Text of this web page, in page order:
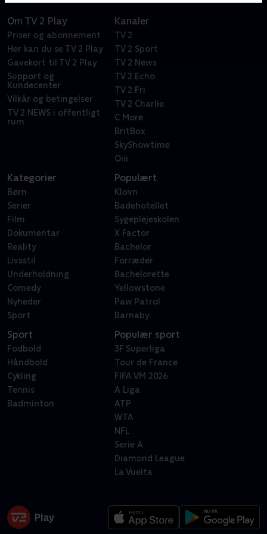
Om TV 2 Play
Priser og abonnement
Her kan du se TV 2 Play
Gavekort til TV 2 Play
Support og
Kundecenter
Vilkår og betingelser
TV 2 NEWS i offentligt
rum
Kanaler
TV 2
TV 2 Sport
TV 2 News
TV 2 Echo
TV 2 Fri
TV 2 Charlie
C More
BritBox
SkyShowtime
Oiii
Kategorier
Børn
Serier
Film
Dokumentar
Reality
Livsstil
Underholdning
Comedy
Nyheder
Sport
Populært
Klovn
Badehotellet
Sygeplejeskolen
X Factor
Bachelor
Forræder
Bachelorette
Yellowstone
Paw Patrol
Barnaby
Sport
Fodbold
Håndbold
Cykling
Tennis
Badminton
Populær sport
3F Superliga
Tour de France
FIFA VM 2026
A Liga
ATP
WTA
NFL
Serie A
Diamond League
La Vuelta